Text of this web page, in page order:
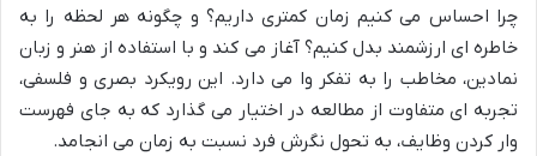
چرا احساس می کنیم زمان کمتری داریم؟ و چگونه هر لحظه را به
خاطره ای ارزشمند بدل کنیم؟ آغاز می کند و با استفاده از هنر و زبان
نمادین، مخاطب را به تفکر وا می دارد. این رویکرد بصری و فلسفی،
تجربه ای متفاوت از مطالعه در اختیار می گذارد که به جای فهرست
وار کردن وظایف، به تحول نگرش فرد نسبت به زمان می انجامد.